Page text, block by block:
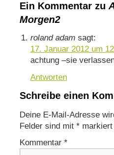
Ein Kommentar zu
Morgen2
roland adam sagt:
17. Januar 2012 um
achtung –sie
Antworten
Schreibe einen
Deine E-Mail-Adresse
Felder sind mit * markiert
Kommentar *